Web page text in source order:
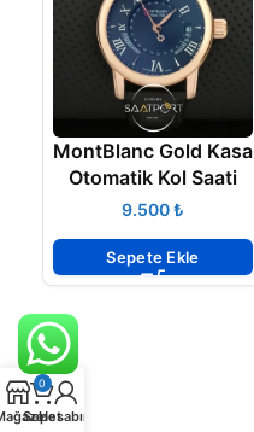
MontBlanc Gold Kasa
Otomatik Kol Saati
₺
Sepete Ekle
0
Sepet
Hesabım